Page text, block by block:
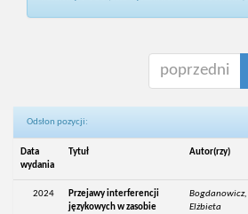
poprzedni
Odsłon pozycji:
Data
wydania
Tytuł Autor(rzy)
2024
Przejawy interferencji
językowych w zasobie
Bogdanowicz,
Elżbieta